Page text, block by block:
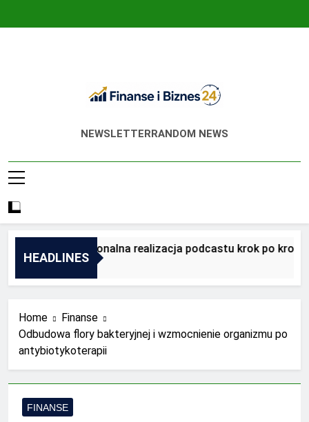
Finanse I Biznes
24
Jak Zadbać O Własne Finanse? Fachowa
NEWSLETTERRANDOM NEWS
HEADLINES
profesjonalna realizacja podcastu krok po kroku?
Home
Finanse
Odbudowa flory bakteryjnej i wzmocnienie organizmu po
antybiotykoterapii
FINANSE